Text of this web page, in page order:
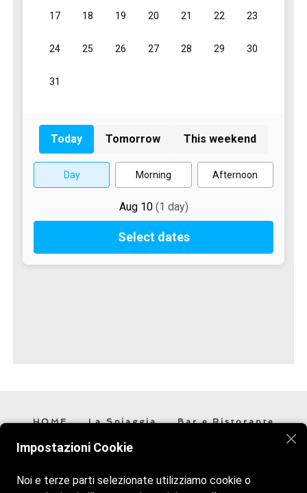
HOME La Spiaggia
Bar e Ristorante
Veniteci a trovare vi aspettiamo! Siamo aperti tutti i giorni
Impostazioni Cookie
Noi e terze parti selezionate utilizziamo cookie o